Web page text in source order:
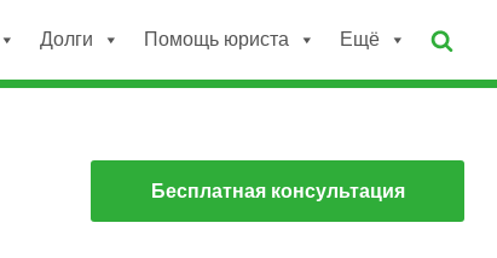
Долги Помощь юриста Ещё
Бесплатная консультация